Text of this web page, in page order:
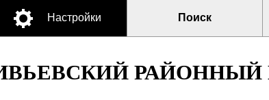
Настройки Поиск